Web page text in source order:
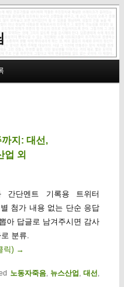
지: 대선,
업 외
단멘트 기록용 트위터
첨가 내용 없는 단순 응답
아 답글로 남겨주시면 감사
분류.
릭) →
노동자죽음, 뉴스산업 ,대선